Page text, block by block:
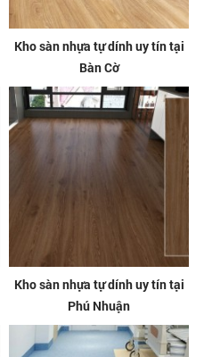
Kho sàn nhựa tự dính uy tín tại
Bàn Cờ
Kho sàn nhựa tự dính uy tín tại
Phú Nhuận